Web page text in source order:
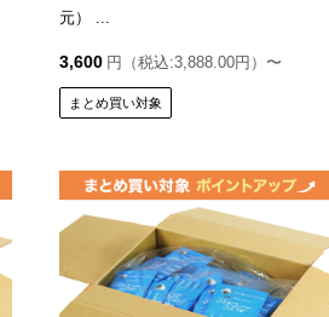
元） ...
3,600 円（税込:3,888.00円）〜
まとめ買い対象